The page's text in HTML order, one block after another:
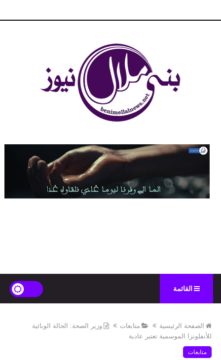
القائمة
الصفحة الرئيسية متابعات
وزير الصحة: الحالة الوبائية
للأنفلونزا الموسمية تعتبر عادية
متابعات